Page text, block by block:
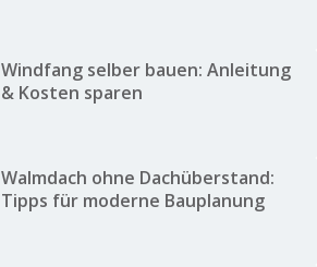
Windfang selber bauen: Anleitung
& Kosten sparen
Walmdach ohne Dachüberstand:
Tipps für moderne Bauplanung